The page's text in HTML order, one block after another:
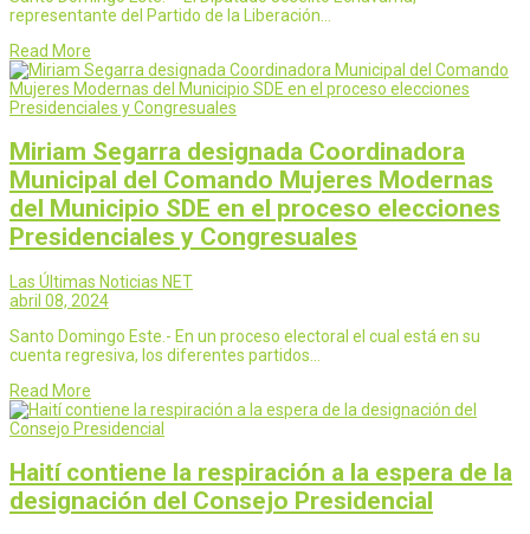
representante del Partido de la Liberación…
Read More
Miriam Segarra designada Coordinadora
Municipal del Comando Mujeres Modernas
del Municipio SDE en el proceso elecciones
Presidenciales y Congresuales
Las Últimas Noticias NET
abril 08, 2024
Santo Domingo Este.- En un proceso electoral el cual está en su
cuenta regresiva, los diferentes partidos…
Read More
Haití contiene la respiración a la espera de la
designación del Consejo Presidencial